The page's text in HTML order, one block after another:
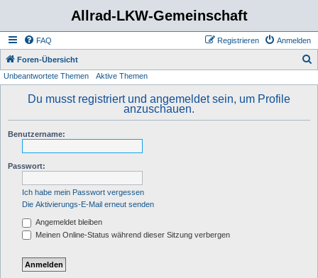
Allrad-LKW-Gemeinschaft
FAQ Anmelden
Registrieren
Foren-Übersicht
Unbeantwortete Themen Aktive Themen
Du musst registriert und angemeldet sein, um Profile
anzuschauen.
Benutzername:
Passwort:
Ich habe mein Passwort vergessen
Die Aktivierungs-E-Mail erneut senden
Angemeldet bleiben
Meinen Online-Status während dieser Sitzung verbergen